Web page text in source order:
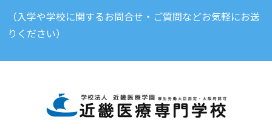
（入学や学校に関するお問合せ・ご質問などお気軽にお送
りください）